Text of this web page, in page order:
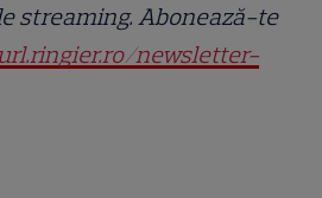
streaming. Abonează-te
newsletter-